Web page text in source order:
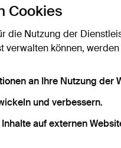
Cookies
die Nutzung der
verwalten können,
an Ihre Nutzung der
und verbessern.
auf externen